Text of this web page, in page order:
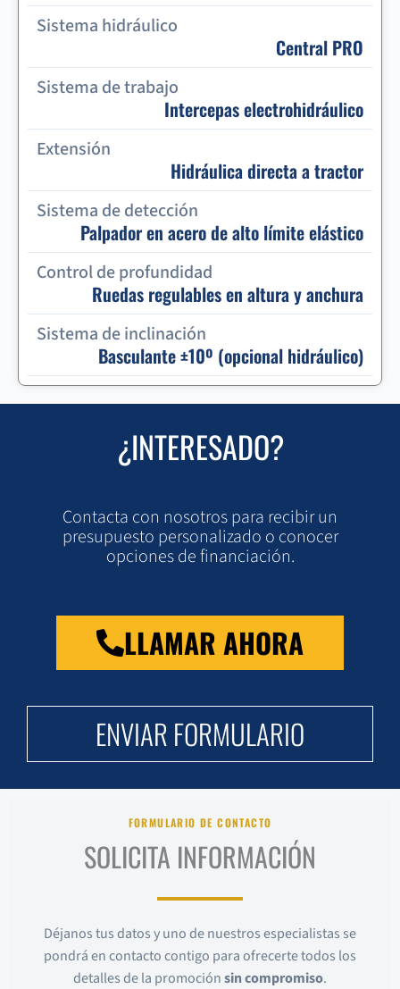
Sistema hidráulico
Central PRO
Sistema de trabajo
Intercepas electrohidráulico
Extensión
Hidráulica directa a tractor
Sistema de detección
Palpador en acero de alto límite elástico
Control de profundidad
Ruedas regulables en altura y anchura
Sistema de inclinación
Basculante ±10º (opcional hidráulico)
¿INTERESADO?
Contacta con nosotros para recibir un
presupuesto personalizado o conocer
opciones de financiación.
LLAMAR AHORA
ENVIAR FORMULARIO
FORMULARIO DE CONTACTO
SOLICITA INFORMACIÓN
Déjanos tus datos y uno de nuestros especialistas se
pondrá en contacto contigo para ofrecerte todos los
detalles de la promociónsin compromiso.